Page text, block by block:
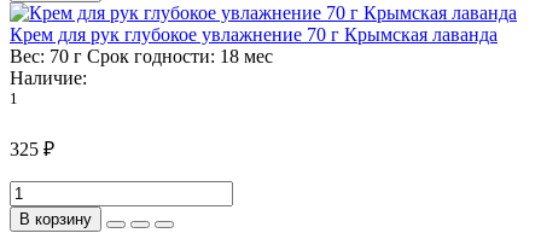
Крем для рук глубокое увлажнение 70 г Крымская лаванда
Вес: 70 г Срок годности: 18 мес
Наличие:
1
325 ₽
В корзину